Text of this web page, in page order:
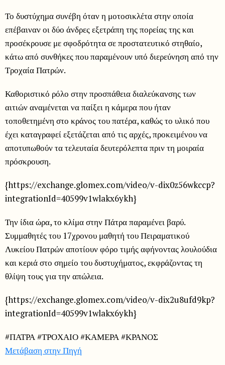
Το δυστύχημα συνέβη όταν η μοτοσικλέτα στην οποία
επέβαιναν οι δύο άνδρες εξετράπη της πορείας της και
προσέκρουσε με σφοδρότητα σε προστατευτικό στηθαίο,
κάτω από συνθήκες που παραμένουν υπό διερεύνηση από την
Τροχαία Πατρών.
Καθοριστικό ρόλο στην προσπάθεια διαλεύκανσης των
αιτιών αναμένεται να παίξει η κάμερα που ήταν
τοποθετημένη στο κράνος του πατέρα, καθώς το υλικό που
έχει καταγραφεί εξετάζεται από τις αρχές, προκειμένου να
αποτυπωθούν τα τελευταία δευτερόλεπτα πριν τη μοιραία
πρόσκρουση.
{https://exchange.glomex.com/video/v-dix0z56wkccp?
integrationId=40599v1wlakx6ykh}
Την ίδια ώρα, το κλίμα στην Πάτρα παραμένει βαρύ.
Συμμαθητές του 17χρονου μαθητή του Πειραματικού
Λυκείου Πατρών αποτίουν φόρο τιμής αφήνοντας λουλούδια
και κεριά στο σημείο του δυστυχήματος, εκφράζοντας τη
θλίψη τους για την απώλεια.
{https://exchange.glomex.com/video/v-dix2u8ufd9kp?
integrationId=40599v1wlakx6ykh}
#ΠΑΤΡΑ #ΤΡΟΧΑΙΟ #ΚΑΜΕΡΑ #ΚΡΑΝΟΣ
Μετάβαση στην Πηγή